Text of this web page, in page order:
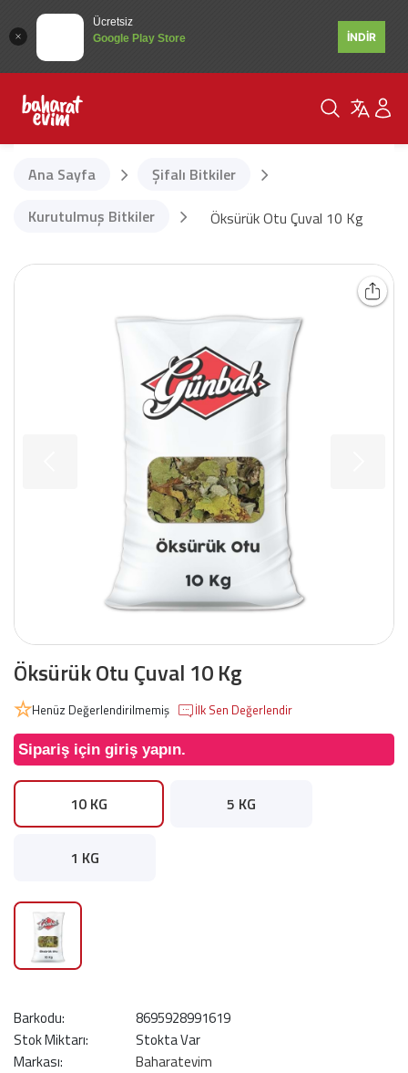
Ücretsiz
Google Play Store
İNDİR
Ana Sayfa
Şifalı Bitkiler
Kurutulmuş Bitkiler
Öksürük Otu Çuval 10 Kg
Öksürük Otu Çuval 10 Kg
Henüz Değerlendirilmemiş İlk Sen Değerlendir
Sipariş için giriş yapın.
10 KG 5 KG
1 KG
Barkodu:
8695928991619
Stok Miktarı:
Stokta Var
Markası:
Baharatevim